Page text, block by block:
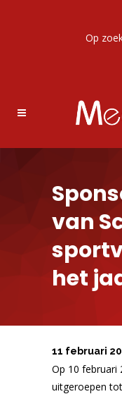
Op
van
het
11 februari
Op 10 februari
uitgeroepen